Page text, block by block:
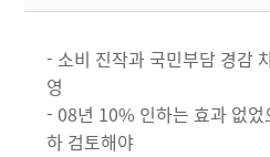
- 소비 진작과 국민부담 경감
영
- 08년 10% 인하는 효과 없
하 검토해야